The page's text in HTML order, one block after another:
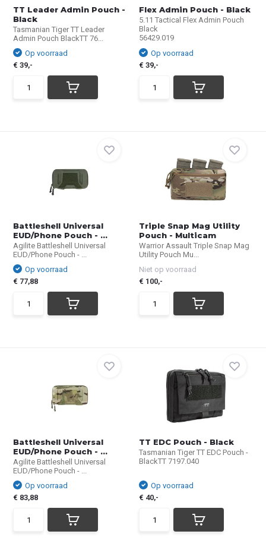
TT Leader Admin Pouch -
Black
Tasmanian Tiger TT Leader
Admin Pouch BlackTT 76...
Op voorraad
€ 39,-
Flex Admin Pouch - Black
5.11 Tactical Flex Admin Pouch
Black
56429.019
Op voorraad
€ 39,-
Battleshell Universal
EUD/Phone Pouch - ...
Agilite Battleshell Universal
EUD/Phone Pouch - ...
Op voorraad
€ 77,88
Triple Snap Mag Utility
Pouch - Multicam
Warrior Assault Triple Snap Mag
Utility Pouch Mu...
Niet op voorraad
€ 100,-
Battleshell Universal
EUD/Phone Pouch - ...
Agilite Battleshell Universal
EUD/Phone Pouch - ...
Op voorraad
€ 83,88
TT EDC Pouch - Black
Tasmanian Tiger TT EDC Pouch -
BlackTT 7197.040
Op voorraad
€ 40,-